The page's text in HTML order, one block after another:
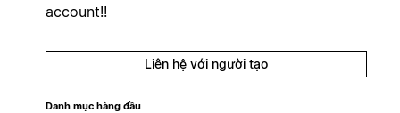
account!!
Liên hệ với người tạo
Danh mục hàng đầu